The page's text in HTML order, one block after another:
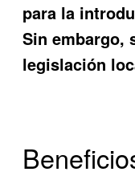
para la
Sin embargo,
legislación